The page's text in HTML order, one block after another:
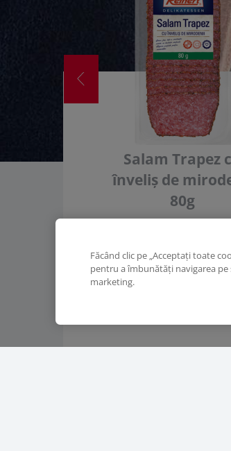
Salam Trapez
înveliș de
80g
Făcând clic pe „Acceptați toate
pentru a îmbunătăți navigarea
marketing.